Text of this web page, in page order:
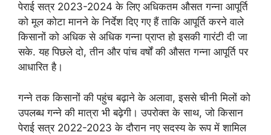
पेराई सत्र 2023-2024 के लिए अधिकतम औसत गन्ना आपूर्ति
को मूल कोटा मानने के निर्देश दिए गए हैं ताकि आपूर्ति करने वाले
किसानों को अधिक से अधिक गन्ना प्राप्त हो इसकी गारंटी दी जा
सके. यह पिछले दो, तीन और पांच वर्षों की औसत गन्ना आपूर्ति पर
आधारित है।
गन्ने तक किसानों की पहुंच बढ़ाने के अलावा, इससे चीनी मिलों को
उपलब्ध गन्ने की मात्रा भी बढ़ेगी। उपरोक्त के साथ, जो किसान
पेराई सत्र 2022-2023 के दौरान नए सदस्य के रूप में शामिल